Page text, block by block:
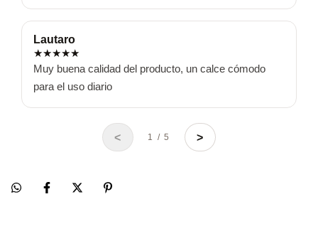
Lautaro
★★★★★
Muy buena calidad del producto, un calce cómodo
para el uso diario
< 1 / 5 >